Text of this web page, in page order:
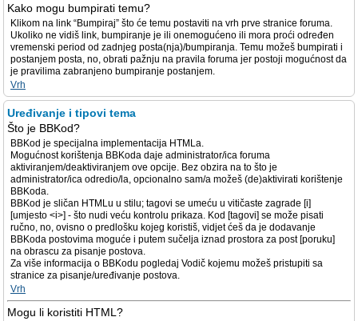
Kako mogu bumpirati temu?
Klikom na link “Bumpiraj” što će temu postaviti na vrh prve stranice foruma.
Ukoliko ne vidiš link, bumpiranje je ili onemogućeno ili mora proći određen
vremenski period od zadnjeg posta(nja)/bumpiranja. Temu možeš bumpirati i
postanjem posta, no, obrati pažnju na pravila foruma jer postoji mogućnost da
je pravilima zabranjeno bumpiranje postanjem.
Vrh
Uređivanje i tipovi tema
Što je BBKod?
BBKod je specijalna implementacija HTMLa.
Mogućnost korištenja BBKoda daje administrator/ica foruma
aktiviranjem/deaktiviranjem ove opcije. Bez obzira na to što je
administrator/ica odredio/la, opcionalno sam/a možeš (de)aktivirati korištenje
BBKoda.
BBKod je sličan HTMLu u stilu; tagovi se umeću u vitičaste zagrade [i]
[umjesto <i>] - što nudi veću kontrolu prikaza. Kod [tagovi] se može pisati
ručno, no, ovisno o predlošku kojeg koristiš, vidjet ćeš da je dodavanje
BBKoda postovima moguće i putem sučelja iznad prostora za post [poruku]
na obrascu za pisanje postova.
Za više informacija o BBKodu pogledaj Vodič kojemu možeš pristupiti sa
stranice za pisanje/uređivanje postova.
Vrh
Mogu li koristiti HTML?